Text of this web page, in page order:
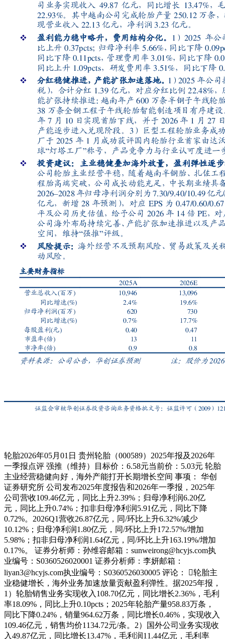
轮胎2026年05月01日 贵州轮胎（000589）2025年报及2026年
一季报点评 强推（维持）目标价：6.58元当前价：5.03元 轮胎
主业经营稳健向好，海外产能打开长期增长空间 事项： 华创
证券研究所 公司发布2025年度报告和2026年一季报，2025年
公司营收109.46亿元，同比上升2.39%；归母净利润6.20亿
元，同比上升0.74%；扣非归母净利润5.91亿元，同比下降
0.72%。2026Q1营收26.87亿元，同/环比上升6.32%/减少
10.12%；归母净利润1.80亿元，同/环比上升172.57%/增加
5.98%；扣非归母净利润1.64亿元，同/环比上升163.19%/增加
0.17%。 证券分析师：孙维容邮箱：sunweirong@hcyjs.com执
业编号：S0360526020001 证券分析师：李妍邮箱：
liyan3@hcyjs.com执业编号：S0360526030005 评论： 轮胎主
业稳健增长，海外业务加速放量贡献盈利弹性。据2025年报，
1）轮胎销售业务实现收入108.70亿元，同比增长2.36%，毛利
率18.09%，同比上升0.10pcts；2025年轮胎产量958.83万条，
同比下降0.24%，销量964.62万条，同比增长0.46%，实现收入
109.46亿元，销售均价1134.72元/条。2）国外公司业务实现收
入49.87亿元，同比增长13.47%，毛利润11.44亿元，毛利率